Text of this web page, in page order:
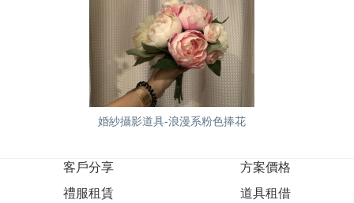
婚紗攝影道具-浪漫系粉色捧花
客戶分享
方案價格
禮服租賃
道具租借